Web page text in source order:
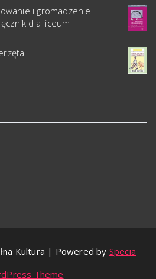
i gromadzenie
dla liceum
Kultura | Powered by Specia
Theme